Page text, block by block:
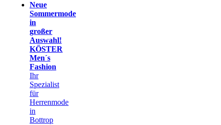
Neue
Sommermode
in
großer
Auswahl!
KÖSTER
Men´s
Fashion
Ihr
Spezialist
für
Herrenmode
in
Bottrop